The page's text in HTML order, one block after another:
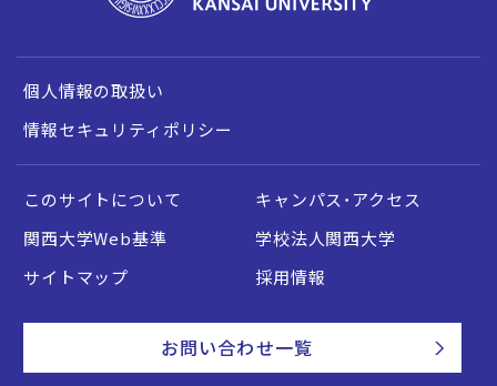
個人情報の取扱い
情報セキュリティポリシー
このサイトについて
キャンパス・アクセス
関西大学Web基準
学校法人関西大学
サイトマップ
採用情報
お問い合わせ一覧